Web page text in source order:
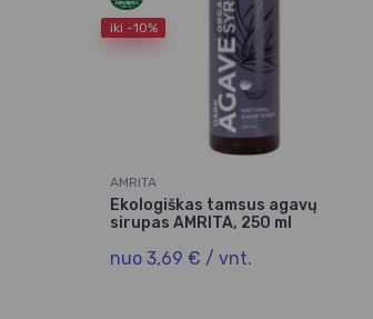
iki -10%
AMRITA
Ekologiškas tamsus agavų
sirupas AMRITA, 250 ml
nuo 3,69 € / vnt.